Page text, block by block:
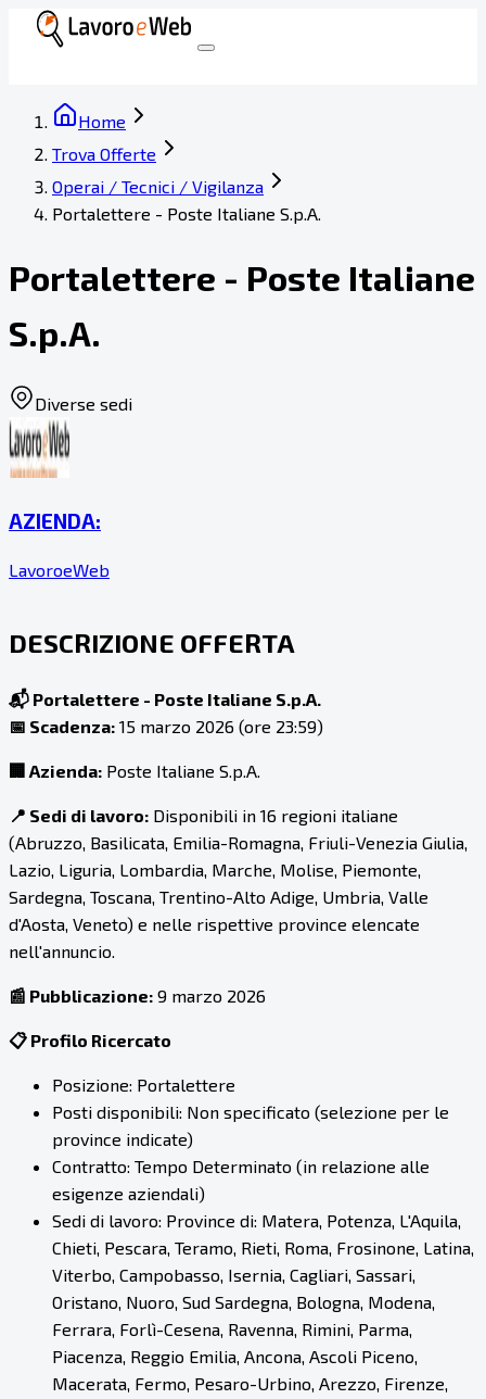
Home
Trova Offerte
Operai / Tecnici / Vigilanza
Portalettere - Poste Italiane S.p.A.
Portalettere - Poste Italiane
S.p.A.
Diverse sedi
AZIENDA:
LavoroeWeb
DESCRIZIONE OFFERTA
📬 Portalettere - Poste Italiane S.p.A.
📅 Scadenza: 15 marzo 2026 (ore 23:59)
🏢 Azienda: Poste Italiane S.p.A.
📍 Sedi di lavoro: Disponibili in 16 regioni italiane
(Abruzzo, Basilicata, Emilia-Romagna, Friuli-Venezia Giulia,
Lazio, Liguria, Lombardia, Marche, Molise, Piemonte,
Sardegna, Toscana, Trentino-Alto Adige, Umbria, Valle
d'Aosta, Veneto) e nelle rispettive province elencate
nell'annuncio.
📰 Pubblicazione: 9 marzo 2026
📋 Profilo Ricercato
Posizione: Portalettere
Posti disponibili: Non specificato (selezione per le
province indicate)
Contratto: Tempo Determinato (in relazione alle
esigenze aziendali)
Sedi di lavoro: Province di: Matera, Potenza, L'Aquila,
Chieti, Pescara, Teramo, Rieti, Roma, Frosinone, Latina,
Viterbo, Campobasso, Isernia, Cagliari, Sassari,
Oristano, Nuoro, Sud Sardegna, Bologna, Modena,
Ferrara, Forlì-Cesena, Ravenna, Rimini, Parma,
Piacenza, Reggio Emilia, Ancona, Ascoli Piceno,
Macerata, Fermo, Pesaro-Urbino, Arezzo, Firenze,